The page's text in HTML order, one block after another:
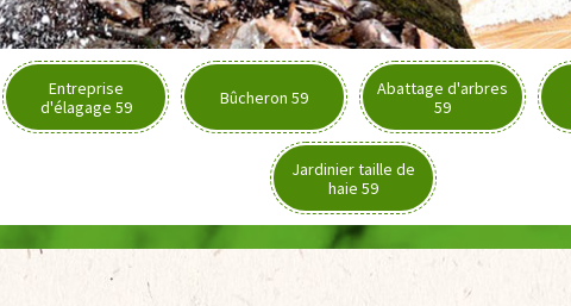
Entreprise
d'élagage 59
Bûcheron 59
Abattage d'arbres
59
Jardinier taille de
haie 59